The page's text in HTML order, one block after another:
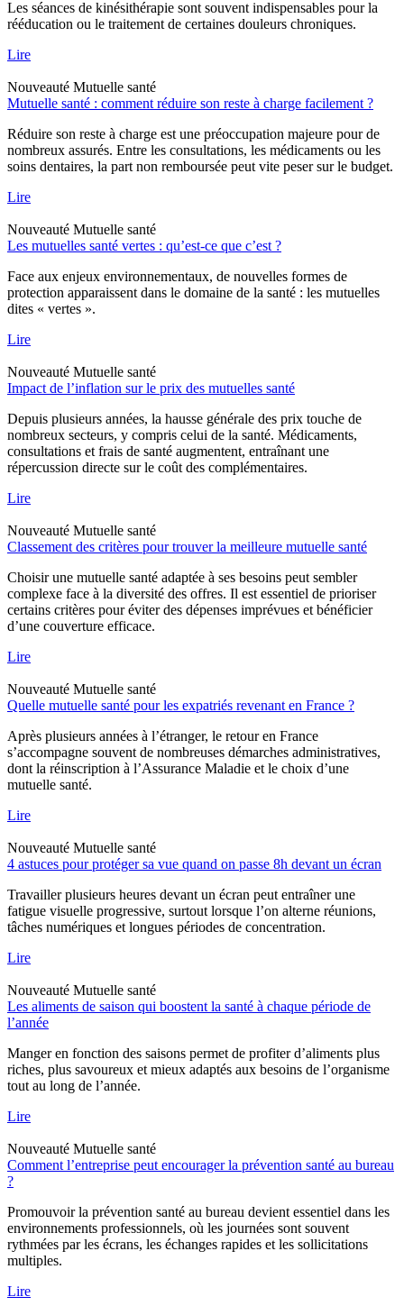
Les séances de kinésithérapie sont souvent indispensables pour la
rééducation ou le traitement de certaines douleurs chroniques.
Lire
Nouveauté Mutuelle santé
Mutuelle santé : comment réduire son reste à charge facilement ?
Réduire son reste à charge est une préoccupation majeure pour de
nombreux assurés. Entre les consultations, les médicaments ou les
soins dentaires, la part non remboursée peut vite peser sur le budget.
Lire
Nouveauté Mutuelle santé
Les mutuelles santé vertes : qu’est-ce que c’est ?
Face aux enjeux environnementaux, de nouvelles formes de
protection apparaissent dans le domaine de la santé : les mutuelles
dites « vertes ».
Lire
Nouveauté Mutuelle santé
Impact de l’inflation sur le prix des mutuelles santé
Depuis plusieurs années, la hausse générale des prix touche de
nombreux secteurs, y compris celui de la santé. Médicaments,
consultations et frais de santé augmentent, entraînant une
répercussion directe sur le coût des complémentaires.
Lire
Nouveauté Mutuelle santé
Classement des critères pour trouver la meilleure mutuelle santé
Choisir une mutuelle santé adaptée à ses besoins peut sembler
complexe face à la diversité des offres. Il est essentiel de prioriser
certains critères pour éviter des dépenses imprévues et bénéficier
d’une couverture efficace.
Lire
Nouveauté Mutuelle santé
Quelle mutuelle santé pour les expatriés revenant en France ?
Après plusieurs années à l’étranger, le retour en France
s’accompagne souvent de nombreuses démarches administratives,
dont la réinscription à l’Assurance Maladie et le choix d’une
mutuelle santé.
Lire
Nouveauté Mutuelle santé
4 astuces pour protéger sa vue quand on passe 8h devant un écran
Travailler plusieurs heures devant un écran peut entraîner une
fatigue visuelle progressive, surtout lorsque l’on alterne réunions,
tâches numériques et longues périodes de concentration.
Lire
Nouveauté Mutuelle santé
Les aliments de saison qui boostent la santé à chaque période de
l’année
Manger en fonction des saisons permet de profiter d’aliments plus
riches, plus savoureux et mieux adaptés aux besoins de l’organisme
tout au long de l’année.
Lire
Nouveauté Mutuelle santé
Comment l’entreprise peut encourager la prévention santé au bureau
?
Promouvoir la prévention santé au bureau devient essentiel dans les
environnements professionnels, où les journées sont souvent
rythmées par les écrans, les échanges rapides et les sollicitations
multiples.
Lire